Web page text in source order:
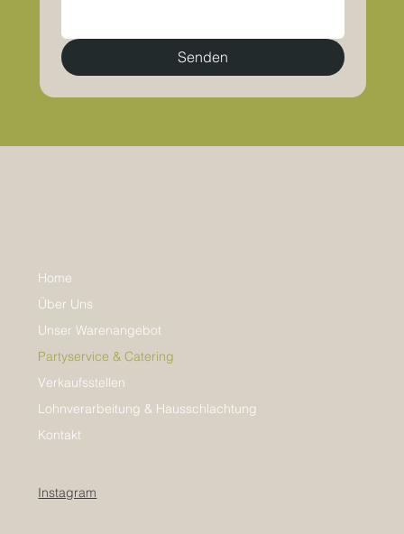
Senden
Home
Über Uns
Unser Warenangebot
Partyservice & Catering
Verkaufsstellen
Lohnverarbeitung & Hausschlachtung
Kontakt
Instagram